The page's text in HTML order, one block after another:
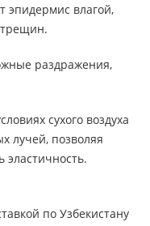
эпидермис влагой,
раздражения,
сухого воздуха
лучей, позволяя
эластичность.
по Узбекистану